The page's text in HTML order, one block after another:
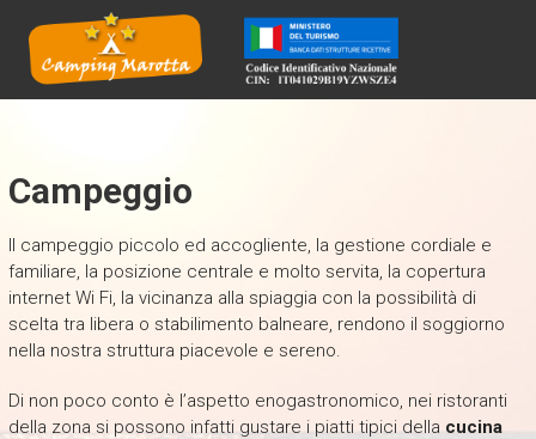
CAMPING MAROTTA
Camping Marotta
Campeggio
Il campeggio piccolo ed accogliente, la gestione cordiale e
familiare, la posizione centrale e molto servita, la copertura
internet Wi Fi, la vicinanza alla spiaggia con la possibilità di
scelta tra libera o stabilimento balneare, rendono il soggiorno
nella nostra struttura piacevole e sereno.
Di non poco conto è l’aspetto enogastronomico, nei ristoranti
della zona si possono infatti gustare i piatti tipici della cucina